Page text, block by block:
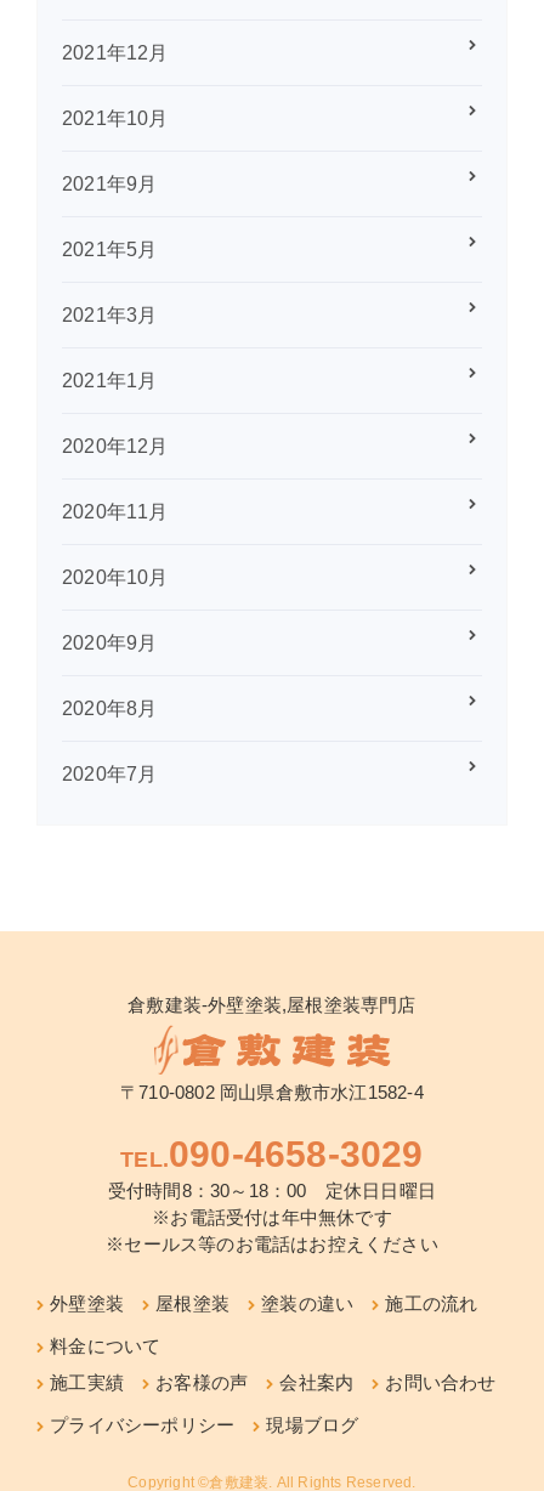
2021年12月
2021年10月
2021年9月
2021年5月
2021年3月
2021年1月
2020年12月
2020年11月
2020年10月
2020年9月
2020年8月
2020年7月
倉敷建装-外壁塗装,屋根塗装専門店
〒710-0802 岡山県倉敷市水江1582-4
TEL.090-4658-3029
受付時間8：30～18：00 定休日日曜日
※お電話受付は年中無休です
※セールス等のお電話はお控えください
外壁塗装 屋根塗装 塗装の違い 施工の流れ
料金について
施工実績
お客様の声 会社案内 お問い合わせ
プライバシーポリシー 現場ブログ
Copyright ©倉敷建装. All Rights Reserved.